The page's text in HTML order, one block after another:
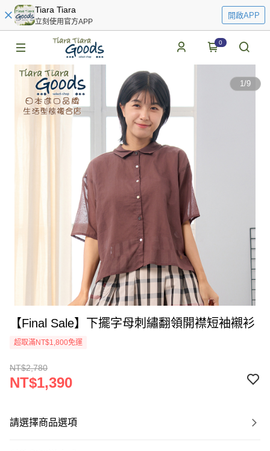
Tiara Tiara
立刻使用官方APP
開啟APP
0
1/9
【Final Sale】下擺字母刺繡翻領開襟短袖襯衫
超取滿NT$1,800免運
NT$2,780
NT$1,390
請選擇商品選項